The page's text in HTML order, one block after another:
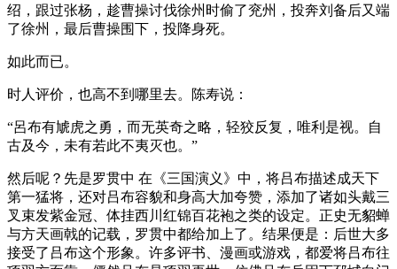
绍，跟过张杨，趁曹操讨伐徐州时偷了兖州，投奔刘备后又端
了徐州，最后曹操围下，投降身死。
如此而已。
时人评价，也高不到哪里去。陈寿说：
“呂布有虓虎之勇，而无英奇之略，轻狡反复，唯利是视。自
古及今，未有若此不夷灭也。”
然后呢？先是罗贯中 在《三国演义》中，将吕布描述成天下
第一猛将，还对吕布容貌和身高大加夸赞，添加了诸如头戴三
叉束发紫金冠、体挂西川红锦百花袍之类的设定。正史无貂蝉
与方天画戟的记载，罗贯中都给加上了。结果便是：后世大多
接受了吕布这个形象。许多评书、漫画或游戏，都爱将吕布往